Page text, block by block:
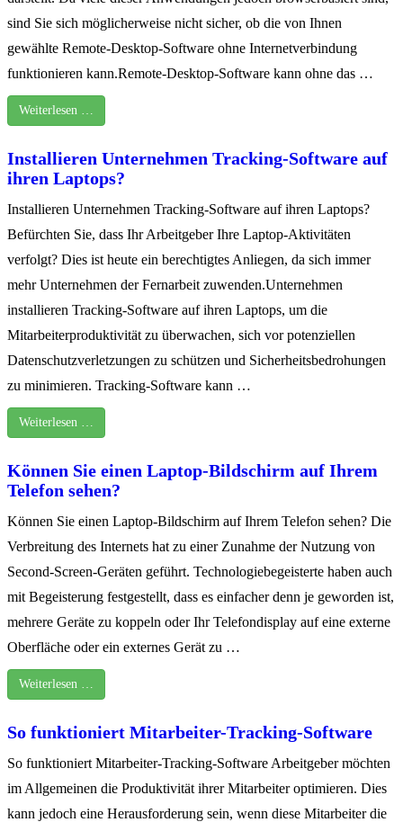
sind Sie sich möglicherweise nicht sicher, ob die von Ihnen
gewählte Remote-Desktop-Software ohne Internetverbindung
funktionieren kann.Remote-Desktop-Software kann ohne das …
Weiterlesen …
Installieren Unternehmen Tracking-Software auf
ihren Laptops?
Installieren Unternehmen Tracking-Software auf ihren Laptops?
Befürchten Sie, dass Ihr Arbeitgeber Ihre Laptop-Aktivitäten
verfolgt? Dies ist heute ein berechtigtes Anliegen, da sich immer
mehr Unternehmen der Fernarbeit zuwenden.Unternehmen
installieren Tracking-Software auf ihren Laptops, um die
Mitarbeiterproduktivität zu überwachen, sich vor potenziellen
Datenschutzverletzungen zu schützen und Sicherheitsbedrohungen
zu minimieren. Tracking-Software kann …
Weiterlesen …
Können Sie einen Laptop-Bildschirm auf Ihrem
Telefon sehen?
Können Sie einen Laptop-Bildschirm auf Ihrem Telefon sehen? Die
Verbreitung des Internets hat zu einer Zunahme der Nutzung von
Second-Screen-Geräten geführt. Technologiebegeisterte haben auch
mit Begeisterung festgestellt, dass es einfacher denn je geworden ist,
mehrere Geräte zu koppeln oder Ihr Telefondisplay auf eine externe
Oberfläche oder ein externes Gerät zu …
Weiterlesen …
So funktioniert Mitarbeiter-Tracking-Software
So funktioniert Mitarbeiter-Tracking-Software Arbeitgeber möchten
im Allgemeinen die Produktivität ihrer Mitarbeiter optimieren. Dies
kann jedoch eine Herausforderung sein, wenn diese Mitarbeiter die